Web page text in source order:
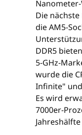
Die
die AM5-
DDR5
5-GHz-
wurde die
Infinite"
Es wird
7000er-